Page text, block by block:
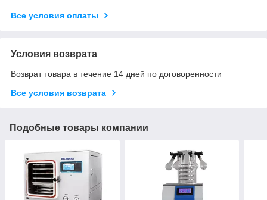
Все условия оплаты
Условия возврата
Возврат товара в течение 14 дней по договоренности
Все условия возврата
Подобные товары компании